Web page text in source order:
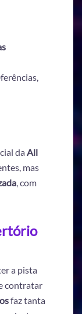
da All
mas
, com
a pista
contratar
faz tanta